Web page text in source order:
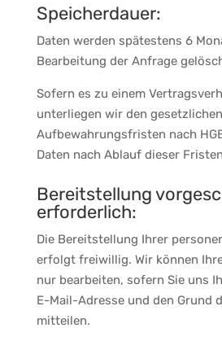
Speicherdauer:
Daten werden spätestens 6
Bearbeitung der Anfrage
Sofern es zu einem
unterliegen wir den gesetzlichen
Aufbewahrungsfristen nach
Daten nach Ablauf dieser
Bereitstellung
erforderlich:
Die Bereitstellung Ihrer
erfolgt freiwillig. Wir können
nur bearbeiten, sofern Sie uns
E-Mail-Adresse und den Grund
mitteilen.